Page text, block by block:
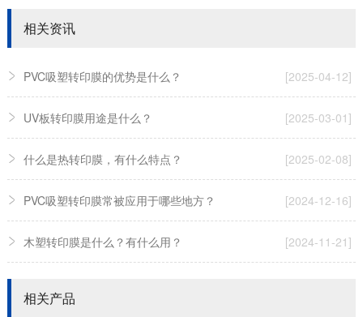
相关资讯
[2025-04-12]
PVC吸塑转印膜的优势是什么？
[2025-03-01]
UV板转印膜用途是什么？
[2025-02-08]
什么是热转印膜，有什么特点？
[2024-12-16]
PVC吸塑转印膜常被应用于哪些地方？
[2024-11-21]
木塑转印膜是什么？有什么用？
相关产品